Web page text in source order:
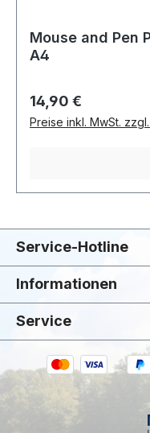
Mouse and Pen
A4
Regulärer Preis:
14,90 €
Preise inkl. MwSt.
Service-Hotline
Informationen
Service